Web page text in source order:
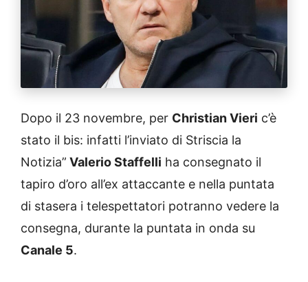
Dopo il 23 novembre, per Christian Vieri c’è
stato il bis: infatti l’inviato di Striscia la
Notizia” Valerio Staffelli ha consegnato il
tapiro d’oro all’ex attaccante e nella puntata
di stasera i telespettatori potranno vedere la
consegna, durante la puntata in onda su
Canale 5.